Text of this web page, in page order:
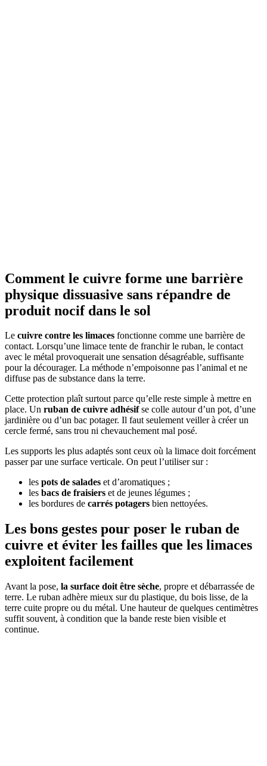
Comment le cuivre forme une barrière
physique dissuasive sans répandre de
produit nocif dans le sol
Le cuivre contre les limaces fonctionne comme une barrière de
contact. Lorsqu’une limace tente de franchir le ruban, le contact
avec le métal provoquerait une sensation désagréable, suffisante
pour la décourager. La méthode n’empoisonne pas l’animal et ne
diffuse pas de substance dans la terre.
Cette protection plaît surtout parce qu’elle reste simple à mettre en
place. Un ruban de cuivre adhésifse colle autour d’un pot, d’une
jardinière ou d’un bac potager. Il faut seulement veiller à créer un
cercle fermé, sans trou ni chevauchement mal posé.
Les supports les plus adaptés sont ceux où la limace doit forcément
passer par une surface verticale. On peut l’utiliser sur :
les pots de salades et d’aromatiques ;
les bacs de fraisiers et de jeunes légumes ;
les bordures de carrés potagers bien nettoyées.
Les bons gestes pour poser le ruban de
cuivre et éviter les failles que les limaces
exploitent facilement
Avant la pose, la surface doit être sèche, propre et débarrassée de
terre. Le ruban adhère mieux sur du plastique, du bois lisse, de la
terre cuite propre ou du métal. Une hauteur de quelques centimètres
suffit souvent, à condition que la bande reste bien visible et
continue.